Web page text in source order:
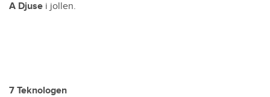
A Djuse i jollen.
7 Teknologen